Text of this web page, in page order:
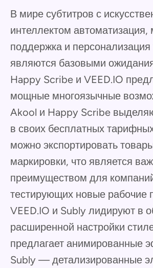
В мире субтитров с
интеллектом автоматизация,
поддержка и персонализация
являются базовыми
Happy Scribe и VEED.IO
мощные многоязычные
Akool и Happy Scribe
в своих бесплатных
можно экспортировать
маркировки, что является
преимуществом для
тестирующих новые рабочие
VEED.IO и Subly лидируют в
расширенной настройки
предлагает анимированные
Subly — детализированные